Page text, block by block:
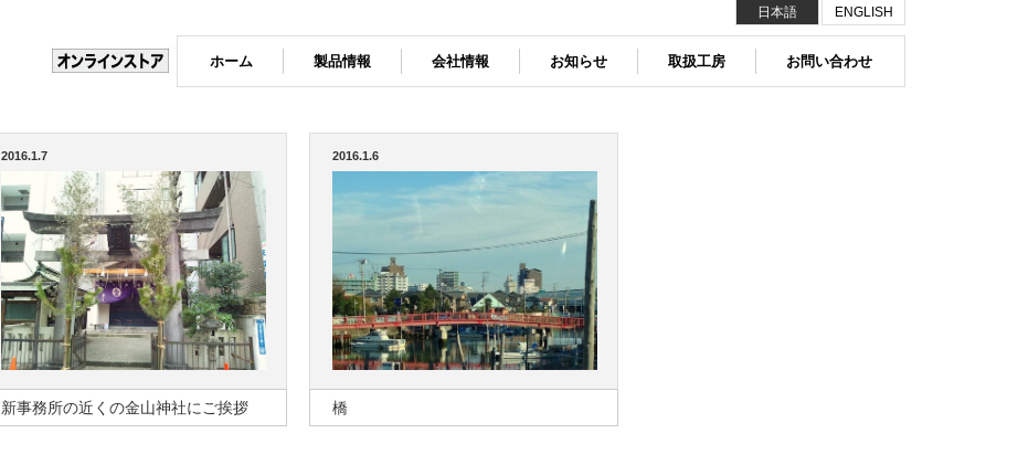
ホーム 製品情報 会社情報 お知らせ 取扱工房 お問い合わせ
日本語 ENGLISH
2016.1.7
新事務所の近くの金山神社にご挨拶
2016.1.6
橋